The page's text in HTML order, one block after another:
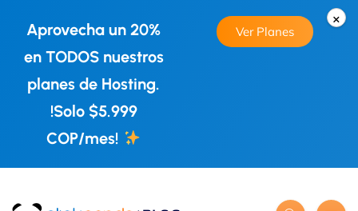
×
Aprovecha un 20%
en TODOS nuestros
planes de Hosting.
!Solo $5.999
COP/mes!
Ver Planes